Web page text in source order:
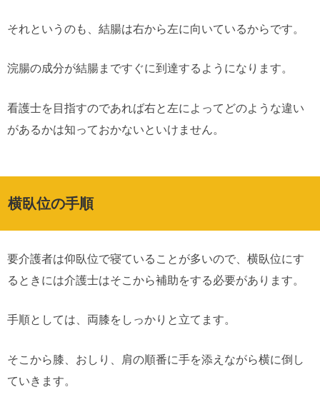
それというのも、結腸は右から左に向いているからです。
浣腸の成分が結腸まですぐに到達するようになります。
看護士を目指すのであれば右と左によってどのような違い
があるかは知っておかないといけません。
横臥位の手順
要介護者は仰臥位で寝ていることが多いので、横臥位にす
るときには介護士はそこから補助をする必要があります。
手順としては、両膝をしっかりと立てます。
そこから膝、おしり、肩の順番に手を添えながら横に倒し
ていきます。